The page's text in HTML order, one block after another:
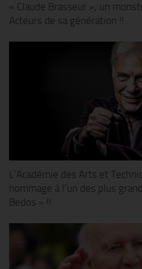
« Claude Brasseur », un
Acteurs de sa génération !!
L’Académie des Arts et
hommage à l’un des plus
Bedos » !!